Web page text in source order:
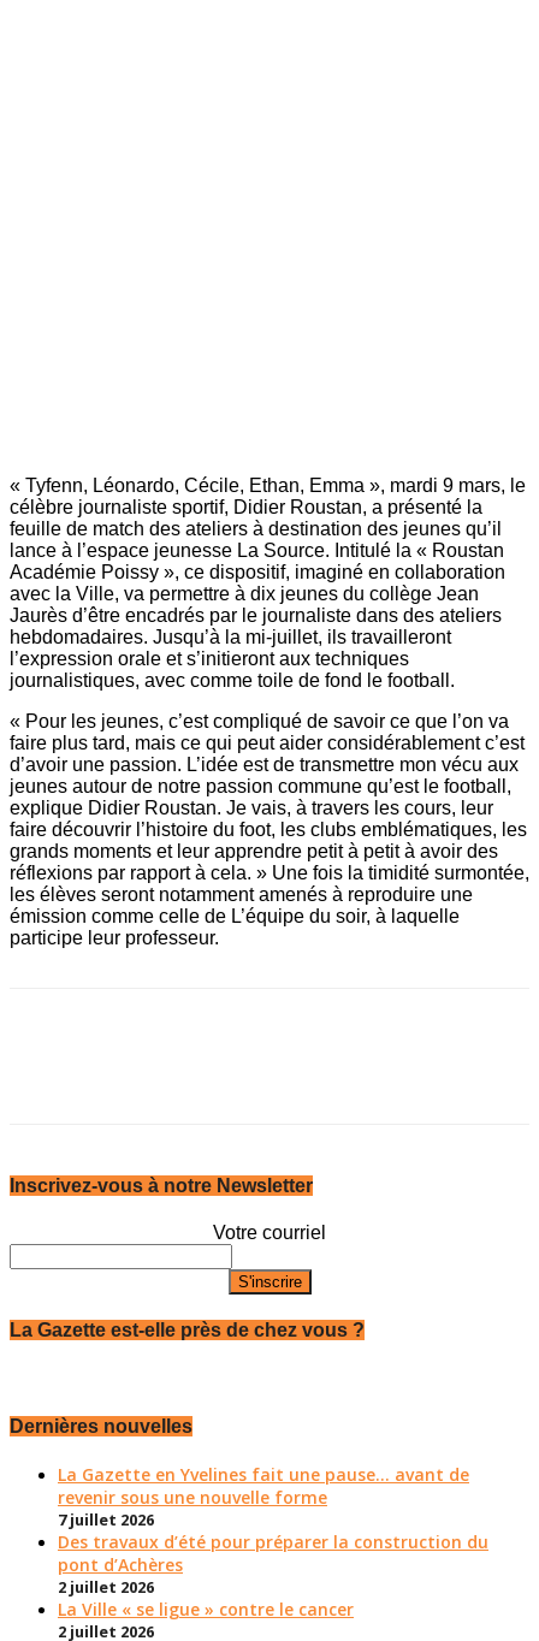
« Tyfenn, Léonardo, Cécile, Ethan, Emma », mardi 9 mars, le
célèbre journaliste sportif, Didier Roustan, a présenté la
feuille de match des ateliers à destination des jeunes qu’il
lance à l’espace ­jeunesse La Source. Intitulé la « Roustan
Académie Poissy », ce dispositif, imaginé en collaboration
avec la Ville, va permettre à dix jeunes du collège Jean
Jaurès d’être encadrés par le journaliste dans des ateliers
hebdomadaires. Jusqu’à la mi-juillet, ils travailleront
l’expression orale et s’initieront aux techniques
journalistiques, avec comme toile de fond le football.
« Pour les jeunes, c’est compliqué de savoir ce que l’on va
faire plus tard, mais ce qui peut aider considérablement c’est
d’avoir une passion. L’idée est de transmettre mon vécu aux
jeunes autour de notre passion commune qu’est le football,
explique Didier Roustan. Je vais, à travers les cours, leur
faire découvrir l’histoire du foot, les clubs emblématiques, les
grands moments et leur apprendre petit à petit à avoir des
réflexions par rapport à cela. » Une fois la timidité surmontée,
les élèves seront notamment amenés à reproduire une
émission comme celle de L’équipe du soir, à laquelle
participe leur ­professeur.
Inscrivez-vous à notre Newsletter
Votre courriel
La Gazette est-elle près de chez vous ?
Dernières nouvelles
La Gazette en Yvelines fait une pause... avant de
revenir sous une nouvelle forme
7 juillet 2026
Des travaux d’été pour préparer la construction du
pont d’Achères
2 juillet 2026
La Ville « se ligue » contre le cancer
2 juillet 2026